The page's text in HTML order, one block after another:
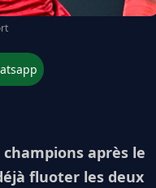
après le
fluoter les deux